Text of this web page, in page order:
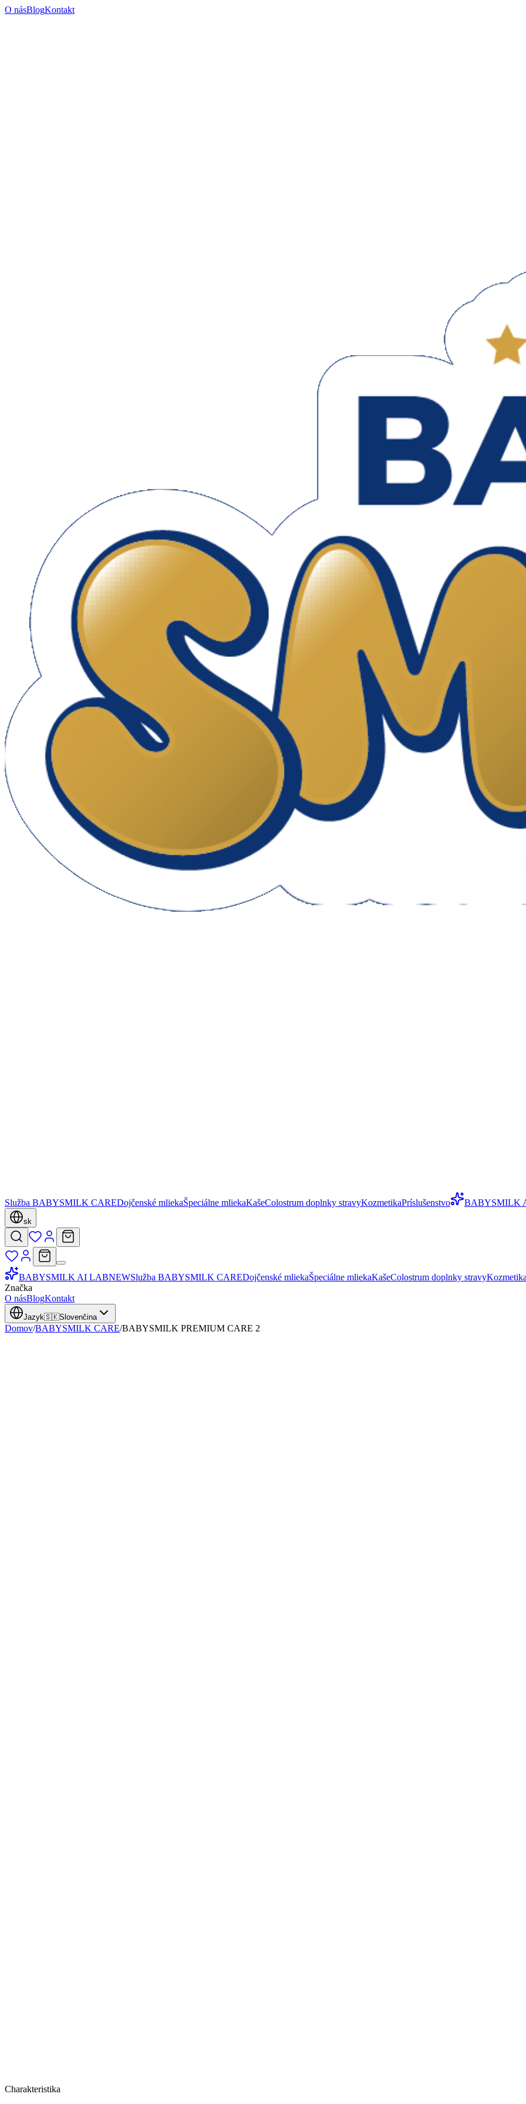
O násBlogKontakt
Služba BABYSMILK CAREDojčenské mliekaŠpeciálne mliekaKašeColostrum doplnky stravyKozmetikaPríslušenstvo BABYSMILK
sk
BABYSMILK AI LABNEWSlužba BABYSMILK CAREDojčenské mliekaŠpeciálne mliekaKašeColostrum doplnky stravyKozmetika
Značka
O násBlogKontakt
Jazyk🇸🇰Slovenčina
Domov/BABYSMILK CARE/BABYSMILK PREMIUM CARE 2
Charakteristika